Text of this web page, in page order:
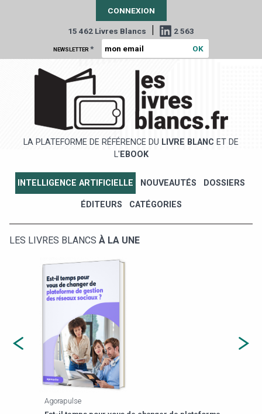
CONNEXION
15 462 Livres Blancs | 2 563
NEWSLETTER *
LA PLATEFORME DE RÉFÉRENCE DU LIVRE BLANC ET DE
L' EBOOK
INTELLIGENCE ARTIFICIELLE NOUVEAUTÉS DOSSIERS
ÉDITEURS CATÉGORIES
LES LIVRES BLANCS À LA UNE
Agorapulse